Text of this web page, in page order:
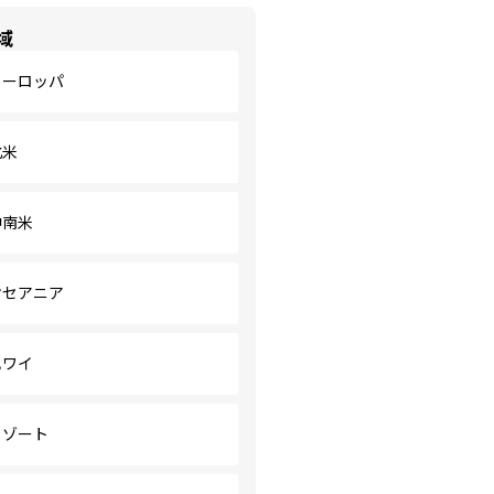
ロッパ
米
アニア
イ
ート